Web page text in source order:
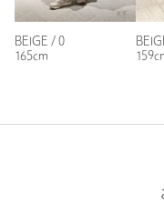
注文キャンセル 対象
裾上げ 対
ト
Try this item
BEIGE / 0
165cm